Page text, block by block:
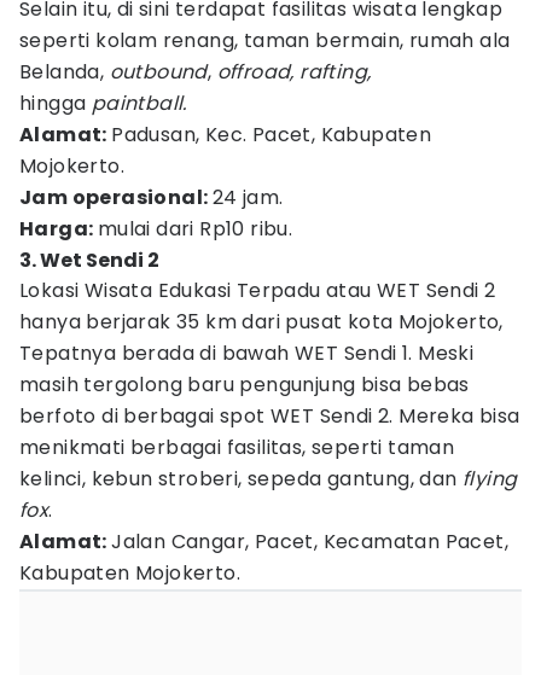
Selain itu, di sini terdapat fasilitas wisata lengkap
seperti kolam renang, taman bermain, rumah ala
Belanda, outbound, offroad, rafting,
hingga paintball.
Alamat: Padusan, Kec. Pacet, Kabupaten
Mojokerto.
Jam operasional:24 jam.
Harga: mulai dari Rp10 ribu.
3. Wet Sendi 2
Lokasi Wisata Edukasi Terpadu atau WET Sendi 2
hanya berjarak 35 km dari pusat kota Mojokerto,
Tepatnya berada di bawah WET Sendi 1. Meski
masih tergolong baru pengunjung bisa bebas
berfoto di berbagai spot WET Sendi 2. Mereka bisa
menikmati berbagai fasilitas, seperti taman
kelinci, kebun stroberi, sepeda gantung, dan flying
fox.
Alamat:Jalan Cangar, Pacet, Kecamatan Pacet,
Kabupaten Mojokerto.